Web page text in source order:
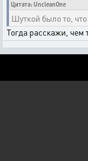
Цитата: UncleanOne
Шуткой было то,
Тогда расскажи, чем